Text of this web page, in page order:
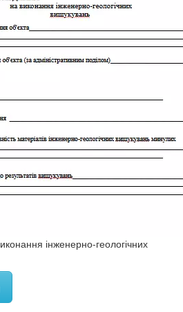
інженерно-геологічних